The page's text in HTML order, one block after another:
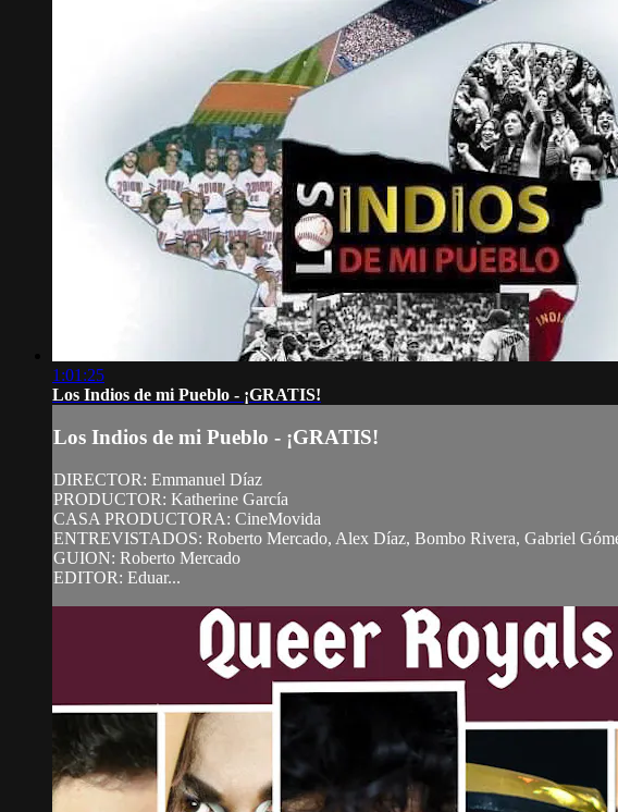
1:01:25
Los Indios de mi Pueblo - ¡GRATIS!
Los Indios de mi Pueblo - ¡GRATIS!
DIRECTOR: Emmanuel Díaz
PRODUCTOR: Katherine García
CASA PRODUCTORA: CineMovida
ENTREVISTADOS: Roberto Mercado, Alex Díaz, Bombo Rivera, Gabriel
GUION: Roberto Mercado
EDITOR: Eduar...